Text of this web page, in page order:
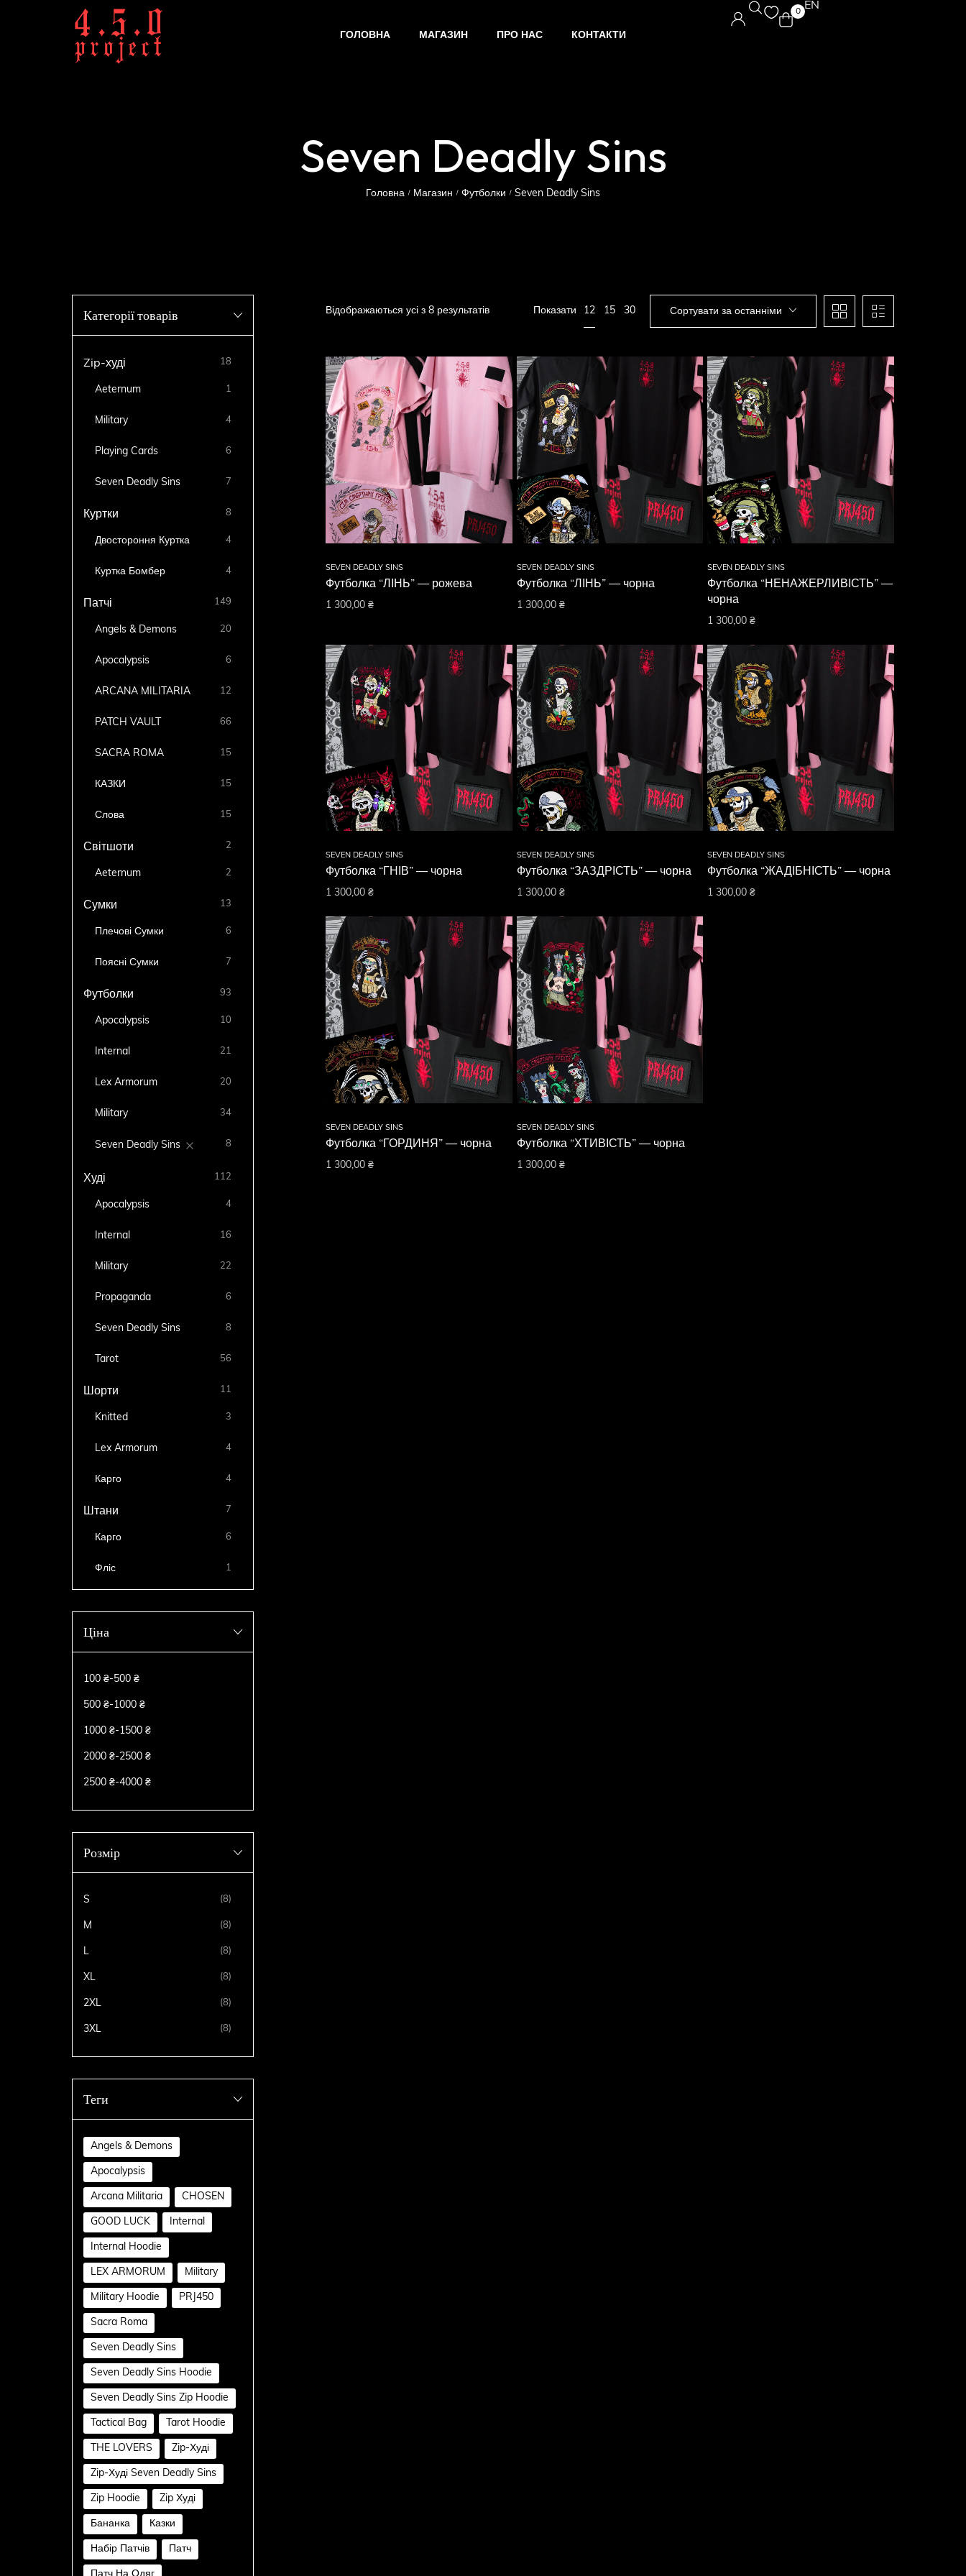
ГОЛОВНА МАГАЗИН ПРО НАС КОНТАКТИ
0 EN
Seven Deadly Sins
Головна / Магазин / Футболки / Seven Deadly Sins
Категорії товарів
Zip-худі 18
Aeternum 1
Military 4
Playing Cards 6
Seven Deadly Sins 7
Куртки 8
Двостороння Куртка 4
Куртка Бомбер 4
Патчі 149
Angels & Demons 20
Apocalypsis 6
ARCANA MILITARIA 12
PATCH VAULT 66
SACRA ROMA 15
КАЗКИ 15
Слова 15
Світшоти 2
Aeternum 2
Сумки 13
Плечові Сумки 6
Поясні Сумки 7
Футболки 93
Apocalypsis 10
Internal 21
Lex Armorum 20
Military 34
Seven Deadly Sins 8
Худі 112
Apocalypsis 4
Internal 16
Military 22
Propaganda 6
Seven Deadly Sins 8
Tarot 56
Шорти 11
Knitted 3
Lex Armorum 4
Карго 4
Штани 7
Карго 6
Фліс 1
Ціна
100 ₴-500 ₴
500 ₴-1000 ₴
1000 ₴-1500 ₴
2000 ₴-2500 ₴
2500 ₴-4000 ₴
Розмір
S (8)
M (8)
L (8)
XL (8)
2XL (8)
3XL (8)
Теги
Angels & Demons
Apocalypsis
Arcana Militaria CHOSEN
GOOD LUCK Internal
Internal Hoodie
LEX ARMORUM Military
Military Hoodie PRJ450
Sacra Roma
Seven Deadly Sins
Seven Deadly Sins Hoodie
Seven Deadly Sins Zip Hoodie
Tactical Bag Tarot Hoodie
THE LOVERS Zip-Худі
Zip-Худі Seven Deadly Sins
Zip Hoodie Zip Худі
Бананка Казки
Набір Патчів Патч
Відображаються усі з 8 результатів Показати 12 15 30 Сортувати за останніми
SEVEN DEADLY SINS
Футболка “ЛІНЬ” — рожева
1 300,00₴
SEVEN DEADLY SINS
Футболка “ЛІНЬ” — чорна
1 300,00 ₴
SEVEN DEADLY SINS
Футболка “НЕНАЖЕРЛИВІСТЬ” —
чорна
1 300,00₴
SEVEN DEADLY SINS
Футболка “ГНІВ” — чорна
1 300,00₴
SEVEN DEADLY SINS
Футболка “ЗАЗДРІСТЬ” — чорна
1 300,00 ₴
SEVEN DEADLY SINS
Футболка “ЖАДІБНІСТЬ” — чорна
1 300,00₴
SEVEN DEADLY SINS
Футболка “ГОРДИНЯ” — чорна
1 300,00₴
SEVEN DEADLY SINS
Футболка “ХТИВІСТЬ” — чорна
1 300,00 ₴